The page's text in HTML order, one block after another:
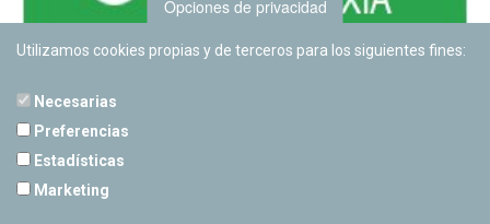
Opciones de privacidad
Utilizamos cookies propias y de terceros para los siguientes fines:
Necesarias
Preferencias
Estadísticas
Marketing